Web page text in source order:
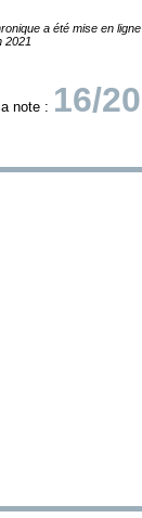
a été mise en ligne
2021
note : 16/20